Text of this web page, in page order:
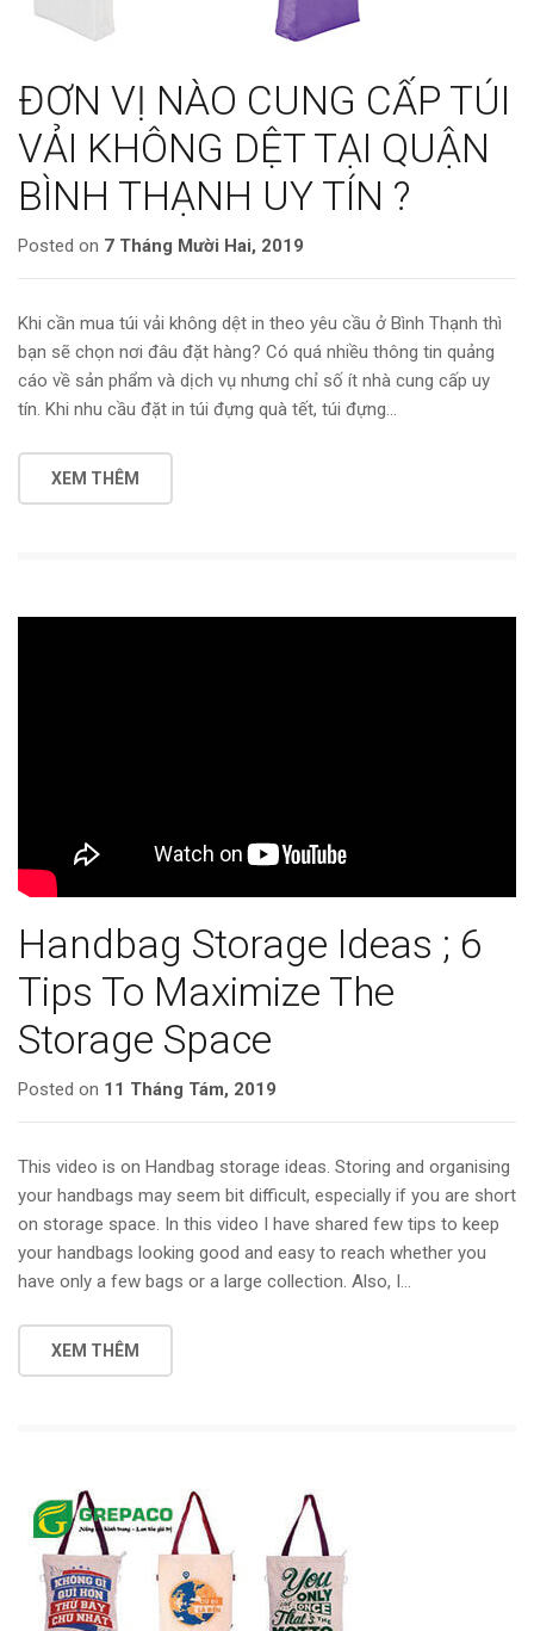
ĐƠN VỊ NÀO CUNG CẤP TÚI
VẢI KHÔNG DỆT TẠI QUẬN
BÌNH THẠNH UY TÍN ?
Posted on 7 Tháng Mười Hai, 2019
Khi cần mua túi vải không dệt in theo yêu cầu ở Bình Thạnh thì
bạn sẽ chọn nơi đâu đặt hàng? Có quá nhiều thông tin quảng
cáo về sản phẩm và dịch vụ nhưng chỉ số ít nhà cung cấp uy
tín. Khi nhu cầu đặt in túi đựng quà tết, túi đựng…
XEM THÊM
Handbag Storage Ideas ; 6
Tips To Maximize The
Storage Space
Posted on 11 Tháng Tám, 2019
This video is on Handbag storage ideas. Storing and organising
your handbags may seem bit difficult, especially if you are short
on storage space. In this video I have shared few tips to keep
your handbags looking good and easy to reach whether you
have only a few bags or a large collection. Also, I…
XEM THÊM